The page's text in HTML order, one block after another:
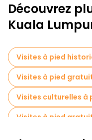
Découvrez
Kuala
Visites à pied
Visites à pied
Visites culturelles à
Musées en Kuala